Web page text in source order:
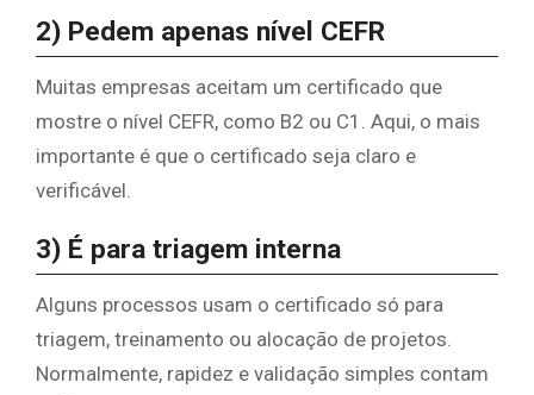
2) Pedem apenas nível CEFR
Muitas empresas aceitam um certificado que
mostre o nível CEFR, como B2 ou C1. Aqui, o mais
importante é que o certificado seja claro e
verificável.
3) É para triagem interna
Alguns processos usam o certificado só para
triagem, treinamento ou alocação de projetos.
Normalmente, rapidez e validação simples contam